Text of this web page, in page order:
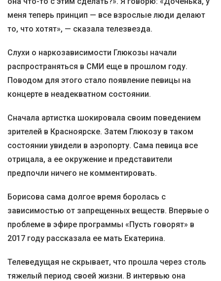
меня теперь принцип — все взрослые люди делают
то, что хотят», — сказала телезвезда.
Слухи о наркозависимости Глюкозы начали
распространяться в СМИ еще в прошлом году.
Поводом для этого стало появление певицы на
концерте в неадекватном состоянии.
Сначала артистка шокировала своим поведением
зрителей в Красноярске. Затем Глюкозу в таком
состоянии увидели в аэропорту. Сама певица все
отрицала, а ее окружение и представители
предпочли ничего не комментировать.
Борисова сама долгое время боролась с
зависимостью от запрещенных веществ. Впервые о
проблеме в эфире программы «Пусть говорят» в
2017 году рассказала ее мать Екатерина.
Телеведущая не скрывает, что прошла через столь
тяжелый период своей жизни. В интервью она